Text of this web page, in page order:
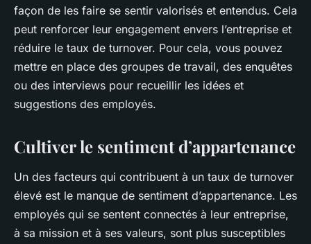
façon de les faire se sentir valorisés et entendus. Cela
peut renforcer leur engagement envers l’entreprise et
réduire le taux de turnover. Pour cela, vous pouvez
mettre en place des groupes de travail, des enquêtes
ou des interviews pour recueillir les idées et
suggestions des employés.
Cultiver le sentiment d’appartenance
Un des facteurs qui contribuent à un taux de turnover
élevé est le manque de sentiment d’appartenance. Les
employés qui se sentent connectés à leur entreprise,
à sa mission et à ses valeurs, sont plus susceptibles